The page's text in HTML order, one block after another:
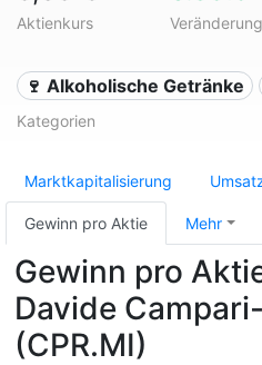
Aktienkurs
🍷 Alkoholische Getränke
Kategorien
Marktkapitalisierung
Gewinn pro Aktie Mehr
Gewinn pro
Davide
(CPR.MI)